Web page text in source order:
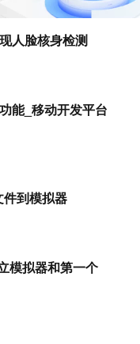
人脸核身检测
能_移动开发平台
到模拟器
模拟器和第一个